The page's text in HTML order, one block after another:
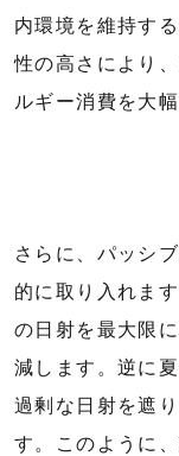
内環境を維持す
性の高さにより
ルギー消費を大
さらに、パッシ
的に取り入れま
の日射を最大限
減します。逆に
過剰な日射を遮
す。このように